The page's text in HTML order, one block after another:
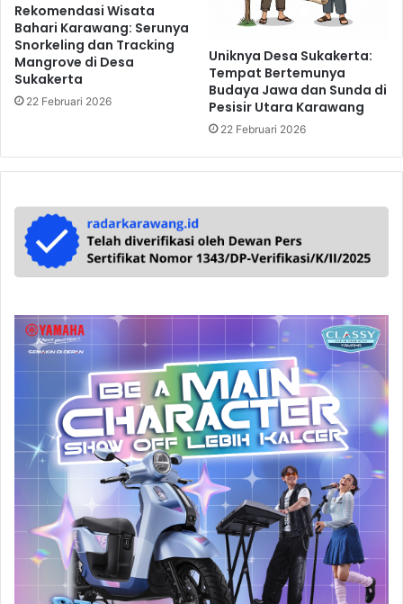
Rekomendasi Wisata
Bahari Karawang: Serunya
Snorkeling dan Tracking
Mangrove di Desa
Sukakerta
22 Februari 2026
Uniknya Desa Sukakerta:
Tempat Bertemunya
Budaya Jawa dan Sunda di
Pesisir Utara Karawang
22 Februari 2026